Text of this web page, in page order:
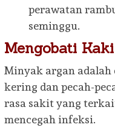
perawatan
seminggu.
Mengobati
Minyak argan
kering dan pecah-
rasa sakit yang
mencegah infeksi.